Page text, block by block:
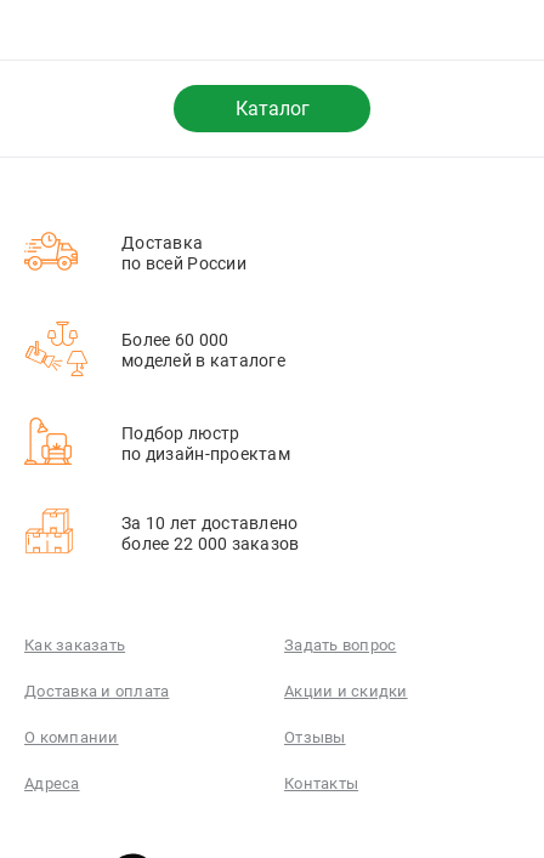
Каталог
Доставка
по всей России
Более 60 000
моделей в каталоге
Подбор люстр
по дизайн-проектам
За 10 лет доставлено
более 22 000 заказов
Как заказать Задать вопрос
Доставка и оплата Акции и скидки
О компании Отзывы
Адреса Контакты